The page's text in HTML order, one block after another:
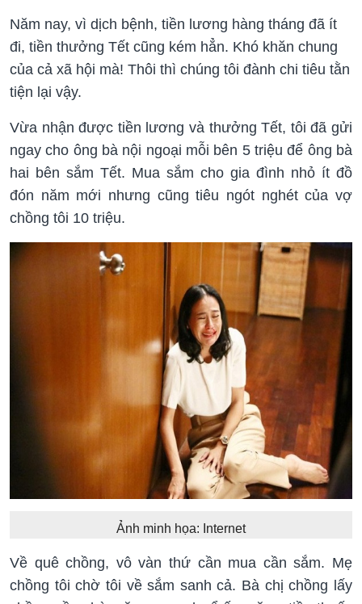
Năm nay, vì dịch bệnh, tiền lương hàng tháng đã ít
đi, tiền thưởng Tết cũng kém hẳn. Khó khăn chung
của cả xã hội mà! Thôi thì chúng tôi đành chi tiêu tằn
tiện lại vậy.
Vừa nhận được tiền lương và thưởng Tết, tôi đã gửi
ngay cho ông bà nội ngoại mỗi bên 5 triệu để ông bà
hai bên sắm Tết. Mua sắm cho gia đình nhỏ ít đồ
đón năm mới nhưng cũng tiêu ngót nghét của vợ
chồng tôi 10 triệu.
Ảnh minh họa: Internet
Về quê chồng, vô vàn thứ cần mua cần sắm. Mẹ
chồng tôi chờ tôi về sắm sanh cả. Bà chị chồng lấy